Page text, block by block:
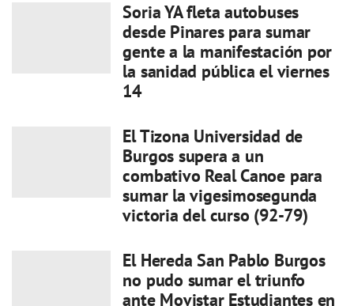
Soria YA fleta autobuses
desde Pinares para sumar
gente a la manifestación por
la sanidad pública el viernes
14
El Tizona Universidad de
Burgos supera a un
combativo Real Canoe para
sumar la vigesimosegunda
victoria del curso (92-79)
El Hereda San Pablo Burgos
no pudo sumar el triunfo
ante Movistar Estudiantes en